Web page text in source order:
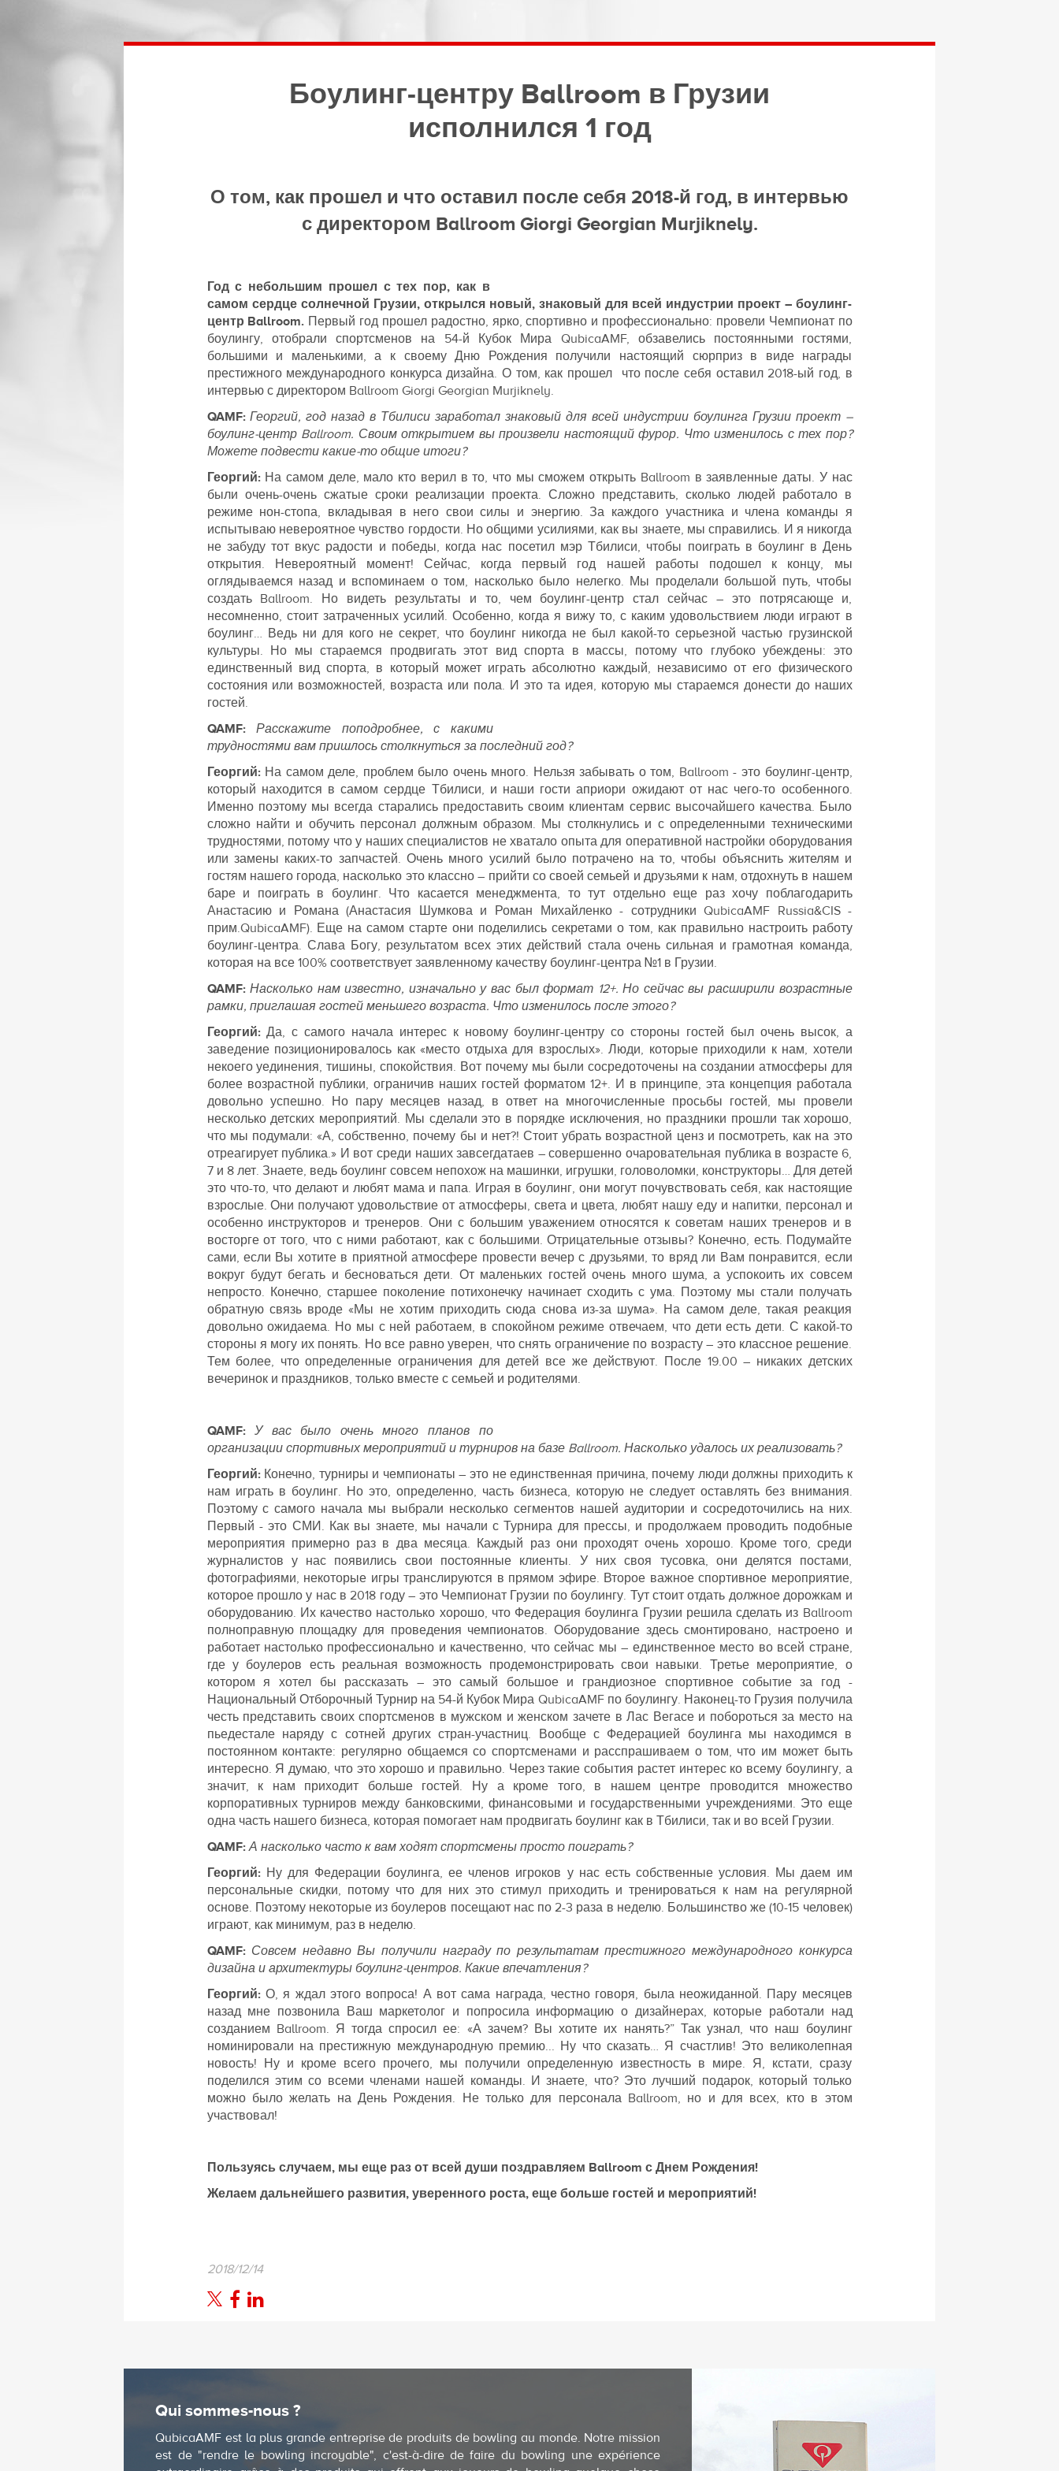
Боулинг-центру Ballroom в Грузии
исполнился 1 год
О том, как прошел и что оставил после себя 2018-й год, в интервью
с директором Ballroom Giorgi Georgian Murjiknely.
Год с небольшим прошел с тех пор, как в
самом сердце солнечной Грузии, открылся новый, знаковый для всей индустрии проект – боулинг-
центр Ballroom. Первый год прошел радостно, ярко, спортивно и профессионально: провели Чемпионат по
боулингу, отобрали спортсменов на 54-й Кубок Мира QubicaAMF, обзавелись постоянными гостями,
большими и маленькими, а к своему Дню Рождения получили настоящий сюрприз в виде награды
престижного международного конкурса дизайна. О том, как прошел что после себя оставил 2018-ый год, в
интервью с директором Ballroom Giorgi Georgian Murjiknely.
QAMF:Георгий, год назад в Тбилиси заработал знаковый для всей индустрии боулинга Грузии проект –
боулинг-центр Ballroom. Своим открытием вы произвели настоящий фурор. Что изменилось с тех пор?
Можете подвести какие-то общие итоги?
Георгий: На самом деле, мало кто верил в то, что мы сможем открыть Ballroom в заявленные даты. У нас
были очень-очень сжатые сроки реализации проекта. Сложно представить, сколько людей работало в
режиме нон-стопа, вкладывая в него свои силы и энергию. За каждого участника и члена команды я
испытываю невероятное чувство гордости. Но общими усилиями, как вы знаете, мы справились. И я никогда
не забуду тот вкус радости и победы, когда нас посетил мэр Тбилиси, чтобы поиграть в боулинг в День
открытия. Невероятный момент! Сейчас, когда первый год нашей работы подошел к концу, мы
оглядываемся назад и вспоминаем о том, насколько было нелегко. Мы проделали большой путь, чтобы
создать Ballroom. Но видеть результаты и то, чем боулинг-центр стал сейчас – это потрясающе и,
несомненно, стоит затраченных усилий. Особенно, когда я вижу то, с каким удовольствием люди играют в
боулинг… Ведь ни для кого не секрет, что боулинг никогда не был какой-то серьезной частью грузинской
культуры. Но мы стараемся продвигать этот вид спорта в массы, потому что глубоко убеждены: это
единственный вид спорта, в который может играть абсолютно каждый, независимо от его физического
состояния или возможностей, возраста или пола. И это та идея, которую мы стараемся донести до наших
гостей.
QAMF:Расскажите поподробнее, с какими
трудностями вам пришлось столкнуться за последний год?
Георгий: На самом деле, проблем было очень много. Нельзя забывать о том, Ballroom - это боулинг-центр,
который находится в самом сердце Тбилиси, и наши гости априори ожидают от нас чего-то особенного.
Именно поэтому мы всегда старались предоставить своим клиентам сервис высочайшего качества. Было
сложно найти и обучить персонал должным образом. Мы столкнулись и с определенными техническими
трудностями, потому что у наших специалистов не хватало опыта для оперативной настройки оборудования
или замены каких-то запчастей. Очень много усилий было потрачено на то, чтобы объяснить жителям и
гостям нашего города, насколько это классно – прийти со своей семьей и друзьями к нам, отдохнуть в нашем
баре и поиграть в боулинг. Что касается менеджмента, то тут отдельно еще раз хочу поблагодарить
Анастасию и Романа (Анастасия Шумкова и Роман Михайленко - сотрудники QubicaAMF Russia&CIS -
прим.QubicaAMF). Еще на самом старте они поделились секретами о том, как правильно настроить работу
боулинг-центра. Слава Богу, результатом всех этих действий стала очень сильная и грамотная команда,
которая на все 100% соответствует заявленному качеству боулинг-центра №1 в Грузии.
QAMF:Насколько нам известно, изначально у вас был формат 12+. Но сейчас вы расширили возрастные
рамки, приглашая гостей меньшего возраста. Что изменилось после этого?
Георгий:Да, с самого начала интерес к новому боулинг-центру со стороны гостей был очень высок, а
заведение позиционировалось как «место отдыха для взрослых». Люди, которые приходили к нам, хотели
некоего уединения, тишины, спокойствия. Вот почему мы были сосредоточены на создании атмосферы для
более возрастной публики, ограничив наших гостей форматом 12+. И в принципе, эта концепция работала
довольно успешно. Но пару месяцев назад, в ответ на многочисленные просьбы гостей, мы провели
несколько детских мероприятий. Мы сделали это в порядке исключения, но праздники прошли так хорошо,
что мы подумали: «А, собственно, почему бы и нет?! Стоит убрать возрастной ценз и посмотреть, как на это
отреагирует публика.» И вот среди наших завсегдатаев – совершенно очаровательная публика в возрасте 6,
7 и 8 лет. Знаете, ведь боулинг совсем непохож на машинки, игрушки, головоломки, конструкторы… Для детей
это что-то, что делают и любят мама и папа. Играя в боулинг, они могут почувствовать себя, как настоящие
взрослые. Они получают удовольствие от атмосферы, света и цвета, любят нашу еду и напитки, персонал и
особенно инструкторов и тренеров. Они с большим уважением относятся к советам наших тренеров и в
восторге от того, что с ними работают, как с большими. Отрицательные отзывы? Конечно, есть. Подумайте
сами, если Вы хотите в приятной атмосфере провести вечер с друзьями, то вряд ли Вам понравится, если
вокруг будут бегать и бесноваться дети. От маленьких гостей очень много шума, а успокоить их совсем
непросто. Конечно, старшее поколение потихонечку начинает сходить с ума. Поэтому мы стали получать
обратную связь вроде «Мы не хотим приходить сюда снова из-за шума». На самом деле, такая реакция
довольно ожидаема. Но мы с ней работаем, в спокойном режиме отвечаем, что дети есть дети. С какой-то
стороны я могу их понять. Но все равно уверен, что снять ограничение по возрасту – это классное решение.
Тем более, что определенные ограничения для детей все же действуют. После 19.00 – никаких детских
вечеринок и праздников, только вместе с семьей и родителями.
QAMF: У вас было очень много планов по
организации спортивных мероприятий и турниров на базе Ballroom. Насколько удалось их реализовать?
Георгий: Конечно, турниры и чемпионаты – это не единственная причина, почему люди должны приходить к
нам играть в боулинг. Но это, определенно, часть бизнеса, которую не следует оставлять без внимания.
Поэтому с самого начала мы выбрали несколько сегментов нашей аудитории и сосредоточились на них.
Первый - это СМИ. Как вы знаете, мы начали с Турнира для прессы, и продолжаем проводить подобные
мероприятия примерно раз в два месяца. Каждый раз они проходят очень хорошо. Кроме того, среди
журналистов у нас появились свои постоянные клиенты. У них своя тусовка, они делятся постами,
фотографиями, некоторые игры транслируются в прямом эфире. Второе важное спортивное мероприятие,
которое прошло у нас в 2018 году – это Чемпионат Грузии по боулингу. Тут стоит отдать должное дорожкам и
оборудованию. Их качество настолько хорошо, что Федерация боулинга Грузии решила сделать из Ballroom
полноправную площадку для проведения чемпионатов. Оборудование здесь смонтировано, настроено и
работает настолько профессионально и качественно, что сейчас мы – единственное место во всей стране,
где у боулеров есть реальная возможность продемонстрировать свои навыки. Третье мероприятие, о
котором я хотел бы рассказать – это самый большое и грандиозное спортивное событие за год -
Национальный Отборочный Турнир на 54-й Кубок Мира QubicaAMF по боулингу. Наконец-то Грузия получила
честь представить своих спортсменов в мужском и женском зачете в Лас Вегасе и побороться за место на
пьедестале наряду с сотней других стран-участниц. Вообще с Федерацией боулинга мы находимся в
постоянном контакте: регулярно общаемся со спортсменами и расспрашиваем о том, что им может быть
интересно. Я думаю, что это хорошо и правильно. Через такие события растет интерес ко всему боулингу, а
значит, к нам приходит больше гостей. Ну а кроме того, в нашем центре проводится множество
корпоративных турниров между банковскими, финансовыми и государственными учреждениями. Это еще
одна часть нашего бизнеса, которая помогает нам продвигать боулинг как в Тбилиси, так и во всей Грузии.
QAMF:А насколько часто к вам ходят спортсмены просто поиграть?
Георгий: Ну для Федерации боулинга, ее членов игроков у нас есть собственные условия. Мы даем им
персональные скидки, потому что для них это стимул приходить и тренироваться к нам на регулярной
основе. Поэтому некоторые из боулеров посещают нас по 2-3 раза в неделю. Большинство же (10-15 человек)
играют, как минимум, раз в неделю.
QAMF: Совсем недавно Вы получили награду по результатам престижного международного конкурса
дизайна и архитектуры боулинг-центров. Какие впечатления?
Георгий: О, я ждал этого вопроса! А вот сама награда, честно говоря, была неожиданной. Пару месяцев
назад мне позвонила Ваш маркетолог и попросила информацию о дизайнерах, которые работали над
созданием Ballroom. Я тогда спросил ее: «А зачем? Вы хотите их нанять?” Так узнал, что наш боулинг
номинировали на престижную международную премию... Ну что сказать… Я счастлив! Это великолепная
новость! Ну и кроме всего прочего, мы получили определенную известность в мире. Я, кстати, сразу
поделился этим со всеми членами нашей команды. И знаете, что? Это лучший подарок, который только
можно было желать на День Рождения. Не только для персонала Ballroom, но и для всех, кто в этом
участвовал!
Пользуясь случаем, мы еще раз от всей души поздравляем Ballroom с Днем Рождения!
Желаем дальнейшего развития, уверенного роста, еще больше гостей и мероприятий!
2018/12/14
Qui sommes-nous ?
QubicaAMF est la plus grande entreprise de produits de bowling au monde. Notre mission
est de "rendre le bowling incroyable", c'est-à-dire de faire du bowling une expérience